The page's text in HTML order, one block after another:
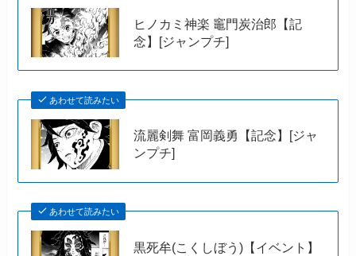
ヒノカミ神楽 竈門炭治郎【記
念】[ジャンプチ]
あわせて読みたい
流麗剣舞 富岡義勇【記念】[ジャ
ンプチ]
あわせて読みたい
黒死牟(こくしぼう)【イベント】